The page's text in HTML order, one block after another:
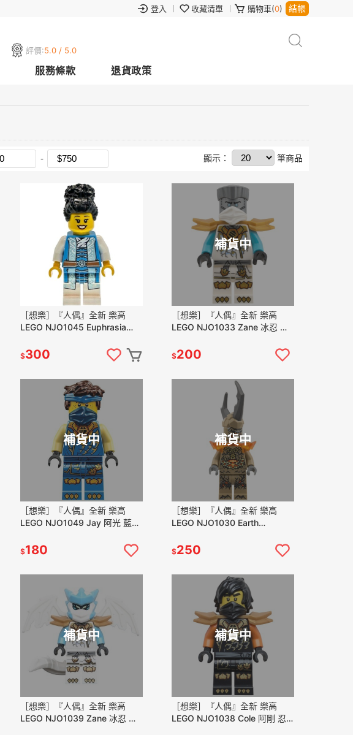
登入 收藏清單 購物車(0) 結帳
評價:5.0 / 5.0
服務條款 退貨政策
顯示： 筆商品
［想樂］『人偶』全新 樂高
LEGO NJO1045 Euphrasia
$300
補貨中
［想樂］『人偶』全新 樂高
LEGO NJO1033 Zane 冰忍 忍
$200
補貨中
［想樂］『人偶』全新 樂高
LEGO NJO1049 Jay 阿光 藍忍
$180
補貨中
［想樂］『人偶』全新 樂高
LEGO NJO1030 Earth
71859)
$250
補貨中
［想樂］『人偶』全新 樂高
LEGO NJO1039 Zane 冰忍 忍
補貨中
［想樂］『人偶』全新 樂高
LEGO NJO1038 Cole 阿剛 忍